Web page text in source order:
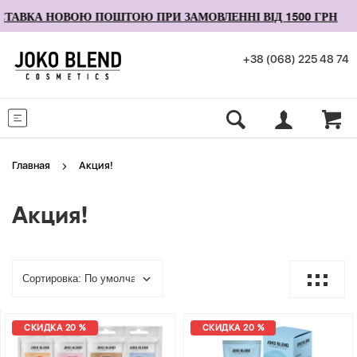
НОВОЮ ПОШТОЮ ПРИ ЗАМОВЛЕННІ ВІД 1500 ГРН
+38 (068) 225 48 74
Главная Акция!
Акция!
СКИДКА 20 % СКИДКА 20 %